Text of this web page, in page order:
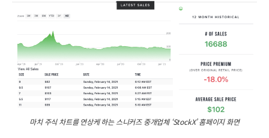
마치 주식 차트를 연상케 하는 스니커즈 중개업체 ‘StockX’ 홈페이지 화면